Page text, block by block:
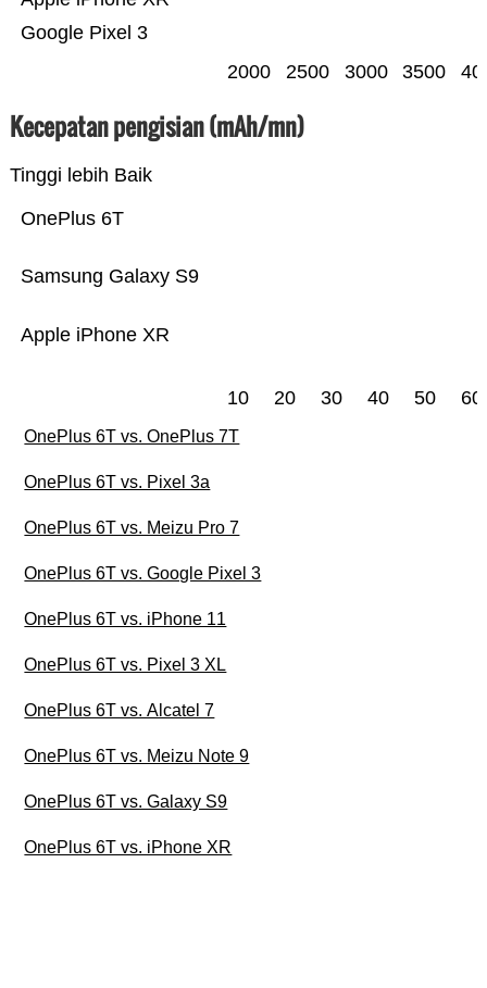
Google Pixel 3
2000 2500 3000 3500
Kecepatan pengisian (mAh/mn)
Tinggi lebih Baik
Apple iPhone XR
Samsung Galaxy S9
OnePlus 6T
10 20 30 40 50 60
OnePlus 6T vs. OnePlus 7T
OnePlus 6T vs. Pixel 3a
OnePlus 6T vs. Meizu Pro 7
OnePlus 6T vs. Google Pixel 3
OnePlus 6T vs. iPhone 11
OnePlus 6T vs. Pixel 3 XL
OnePlus 6T vs. Alcatel 7
OnePlus 6T vs. Meizu Note 9
OnePlus 6T vs. Galaxy S9
OnePlus 6T vs. iPhone XR